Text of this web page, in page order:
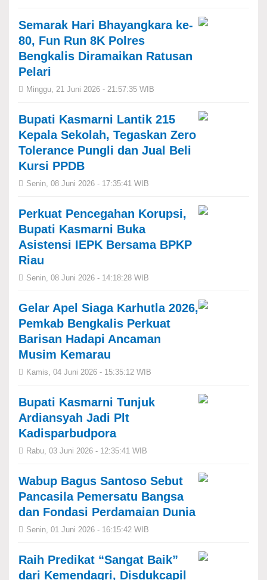
Semarak Hari Bhayangkara ke-
80, Fun Run 8K Polres
Bengkalis Diramaikan Ratusan
Pelari
Minggu, 21 Juni 2026 - 21:57:35 WIB
Bupati Kasmarni Lantik 215
Kepala Sekolah, Tegaskan Zero
Tolerance Pungli dan Jual Beli
Kursi PPDB
Senin, 08 Juni 2026 - 17:35:41 WIB
Perkuat Pencegahan Korupsi,
Bupati Kasmarni Buka
Asistensi IEPK Bersama BPKP
Riau
Senin, 08 Juni 2026 - 14:18:28 WIB
Gelar Apel Siaga Karhutla 2026,
Pemkab Bengkalis Perkuat
Barisan Hadapi Ancaman
Musim Kemarau
Kamis, 04 Juni 2026 - 15:35:12 WIB
Bupati Kasmarni Tunjuk
Ardiansyah Jadi Plt
Kadisparbudpora
Rabu, 03 Juni 2026 - 12:35:41 WIB
Wabup Bagus Santoso Sebut
Pancasila Pemersatu Bangsa
dan Fondasi Perdamaian Dunia
Senin, 01 Juni 2026 - 16:15:42 WIB
Raih Predikat “Sangat Baik”
dari Kemendagri, Disdukcapil